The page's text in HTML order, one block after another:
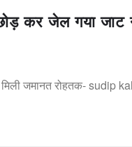
कर जेल गया जाट
जमानत रोहतक- sudip